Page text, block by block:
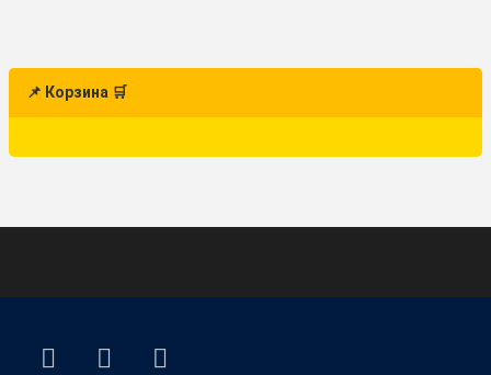
📌 Корзина 🛒
ВКонтакте
YouTube
E-mail